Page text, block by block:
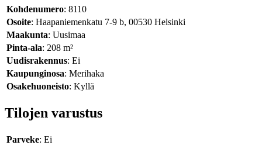
Kohdenumero: 8110
Osoite: Haapaniemenkatu 7-9 b, 00530 Helsinki
Maakunta: Uusimaa
Pinta-ala: 208 m²
Uudisrakennus: Ei
Kaupunginosa: Merihaka
Osakehuoneisto: Kyllä
Tilojen varustus
Parveke: Ei